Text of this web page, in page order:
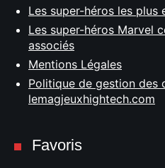
Les super-héros les plus
Les super-héros Marvel
associés
Mentions Légales
Politique de gestion des
lemagjeuxhightech.com
Favoris